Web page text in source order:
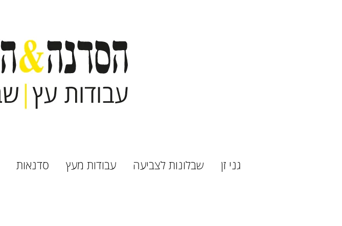
גני זן שבלונות לצביעה עבודות מעץ סדנאות